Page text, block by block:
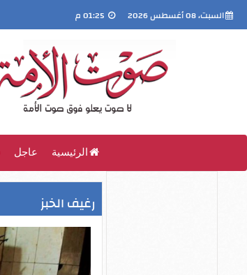
السبت، 08 أغسطس 2026
الرئيسية عاجل
رغيف الخبز